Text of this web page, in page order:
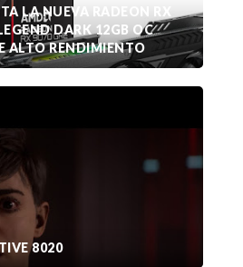
LA NUEVA RADEON RX
DARK 12GB OC
ALTO RENDIMIENTO
8020